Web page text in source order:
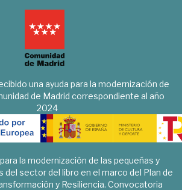
una ayuda para la modernización de
de Madrid correspondiente al año
2024
la modernización de las pequeñas y
del sector del libro en el marco del Plan de
y Resiliencia. Convocatoria